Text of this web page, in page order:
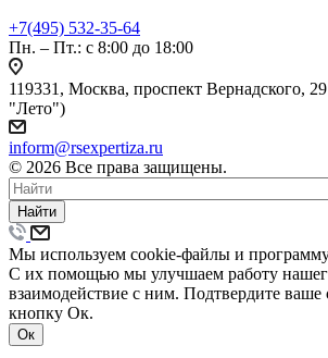
+7(495) 532-35-64
Пн. – Пт.: с 8:00 до 18:00
119331, Москва, проспект Вернадского,
"Лето")
inform@rsexpertiza.ru
© 2026 Все права защищены.
Найти
Мы используем cookie-файлы и
С их помощью мы улучшаем работу
взаимодействие с ним. Подтвердите ваше
кнопку Ок.
Ок